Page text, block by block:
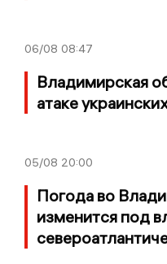
06/08 08:47
Владимирская
атаке
05/08 20:00
Погода во
изменится под